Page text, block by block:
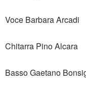
Voce Barbara Arcadi
Chitarra Pino Alcara
Basso Gaetano